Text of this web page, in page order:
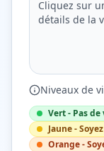
Cliquez sur
détails de la
Niveaux de
Vert - Pas
Jaune -
Orange -